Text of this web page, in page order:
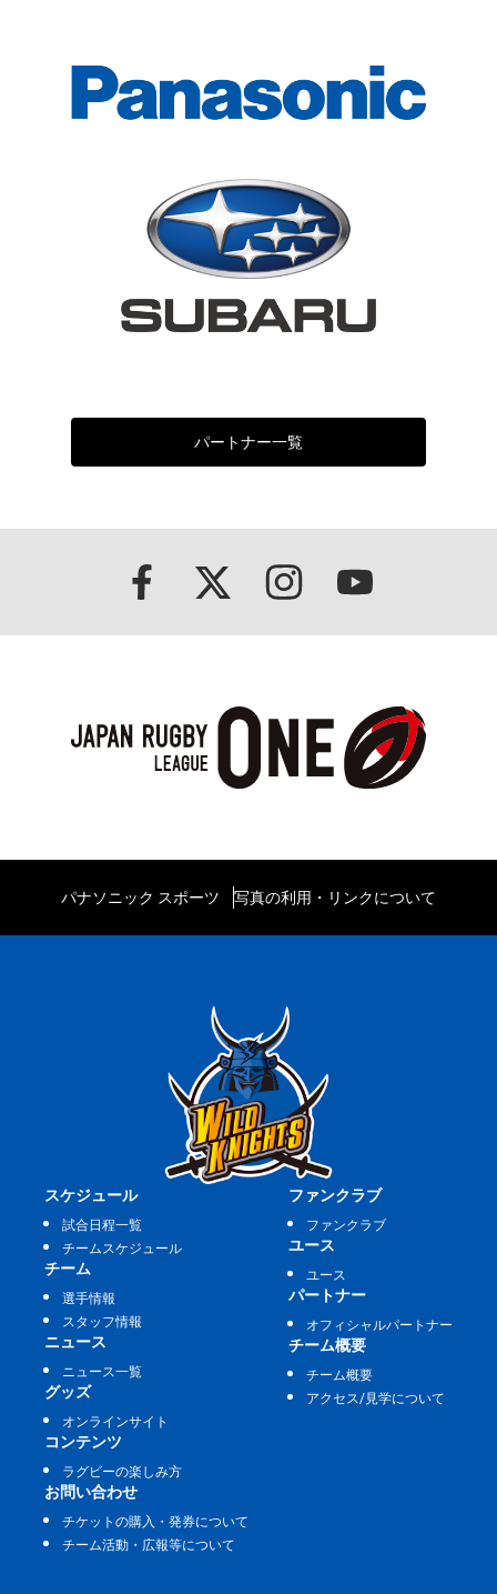
パートナー一覧
パナソニック スポーツ 写真の利用・リンクについて
スケジュール
試合日程一覧
チームスケジュール
チーム
選手情報
スタッフ情報
ニュース
ニュース一覧
グッズ
オンラインサイト
ファンクラブ
ファンクラブ
ユース
ユース
パートナー
オフィシャルパートナー
チーム概要
チーム概要
アクセス/見学について
コンテンツ
ラグビーの楽しみ方
お問い合わせ
チケットの購入・発券について
チーム活動・広報等について